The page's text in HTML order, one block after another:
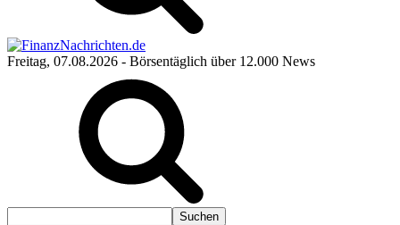
Freitag, 07.08.2026 - Börsentäglich über 12.000 News